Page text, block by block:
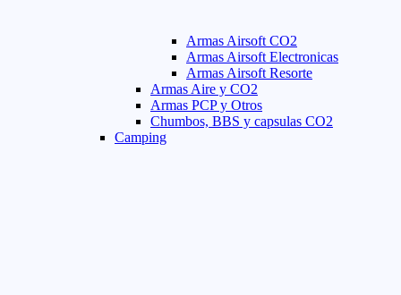
Armas Airsoft CO2
Armas Airsoft Electronicas
Armas Airsoft Resorte
Armas Aire y CO2
Armas PCP y Otros
Chumbos, BBS y capsulas CO2
Camping